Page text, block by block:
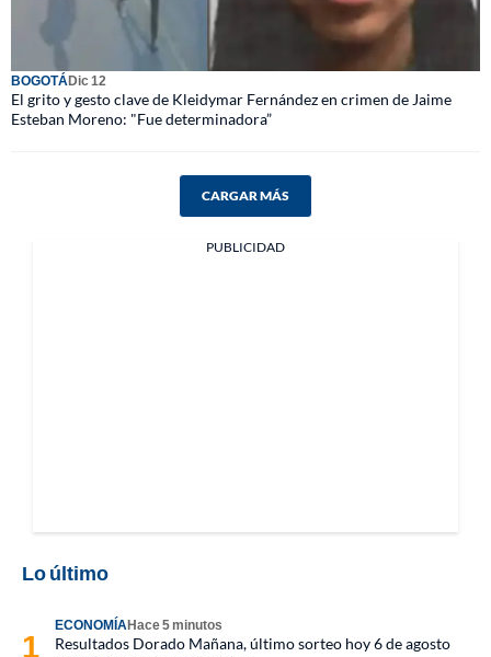
BOGOTÁDic 12
El grito y gesto clave de Kleidymar Fernández en crimen de Jaime
Esteban Moreno: "Fue determinadora”
CARGAR MÁS
PUBLICIDAD
Lo último
ECONOMÍAHace 5 minutos
Resultados Dorado Mañana, último sorteo hoy 6 de agosto